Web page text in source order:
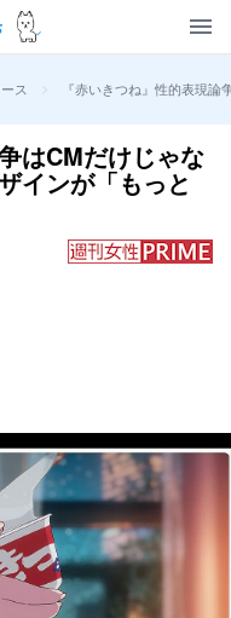
ス > 『赤いきつね』性的表現
はCMだけじゃな
インが「もっと